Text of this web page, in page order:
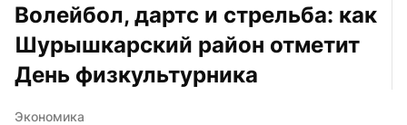
Волейбол, дартс и стрельба: как
Шурышкарский район отметит
День физкультурника
Экономика